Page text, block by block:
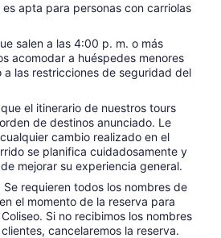
apta para personas con carriolas
salen a las 4:00 p. m. o más
acomodar a huéspedes menores
las restricciones de seguridad del
el itinerario de nuestros tours
de destinos anunciado. Le
cambio realizado en el
se planifica cuidadosamente y
mejorar su experiencia general.
requieren todos los nombres de
el momento de la reserva para
Si no recibimos los nombres
cancelaremos la reserva.